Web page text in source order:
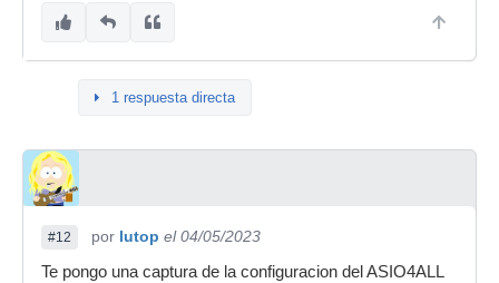
1 respuesta directa
#12 por lutop el 04/05/2023
Te pongo una captura de la configuracion del ASIO4ALL